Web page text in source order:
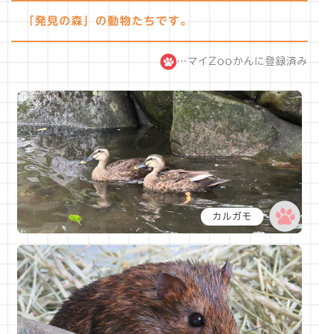
「発見の森」の動物たちです。
…マイZooかんに登録済み
カルガモ